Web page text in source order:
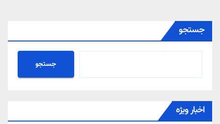
جستجو
جستجو
اخبار ویژه